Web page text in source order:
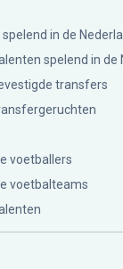
in de
spelend in de
transfers
voetballers
voetbalteams